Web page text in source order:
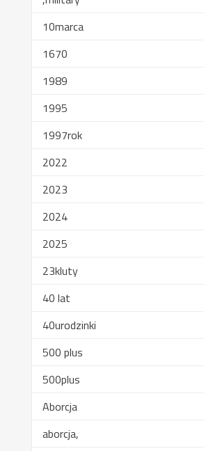
10marca
1670
1989
1995
1997rok
2022
2023
2024
2025
23kluty
40 lat
40urodzinki
500 plus
500plus
Aborcja
aborcja,